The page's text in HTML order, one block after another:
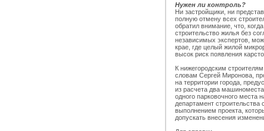
Нужен ли контроль?
Ни застройщики, ни
полную отмену всех
обратил внимание, что,
строительство жилья без
независимых экспертов,
крае, где целый жилой
высок риск появления
К нижегородским
словам Сергей Миронова,
на территории города,
из расчета два
одного парковочного места
департамент
выполнением проекта,
допускать внесения